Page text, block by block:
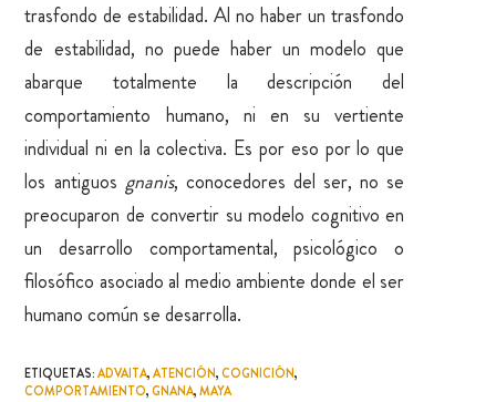
trasfondo de estabilidad. Al no haber un trasfondo
de estabilidad, no puede haber un modelo que
abarque totalmente la descripción del
comportamiento humano, ni en su vertiente
individual ni en la colectiva. Es por eso por lo que
los antiguos gnanis, conocedores del ser, no se
preocuparon de convertir su modelo cognitivo en
un desarrollo comportamental, psicológico o
filosófico asociado al medio ambiente donde el ser
humano común se desarrolla.
ETIQUETAS:ADVAITA, ATENCIÓN, COGNICIÓN,
COMPORTAMIENTO, GNANA, MAYA